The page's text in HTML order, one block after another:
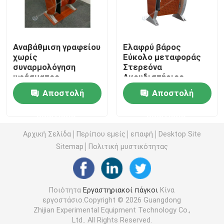
Εργαστηριακή αποθήκη
Εργαστήριο για φοιτητές
Πάγκος εργαστηριακής ισορροπίας
Επιστημονικά έπιπλα
Πλαστική καρέκλα ακρόασης
Καρέκλα ανύψωσης εργαστηρίου
Αναβάθμιση γραφείου
χωρίς
συναρμολόγηση
υφάσματος
καθίσματος και
οπισθοδρόμου
συνεδριακή καρέκλα
Αποστολή
Ελαφρύ βάρος
Εύκολο μεταφοράς
Στερεόνα
Ακουδιστήριος
Φόρτωτη Καρέκλα
Με Υποβάθρα
Μεταφοράς
Αποστολή
Αρχική Σελίδα Περίπου εμείς επαφή
Desktop Site
Sitemap
Πολιτική μυστικότητας
Ποιότητα Εργαστηριακοί πάγκοι Κίνα
εργοστάσιο.Copyright © 2026 Guangdong
Zhijian Experimental Equipment Technology Co.,
Ltd.. All Rights Reserved.